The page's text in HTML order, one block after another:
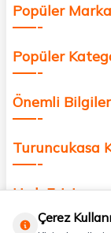
Popüler
Popüler
Önemli Bilgiler
Turuncukasa
Hızlı Erişim
Çerez